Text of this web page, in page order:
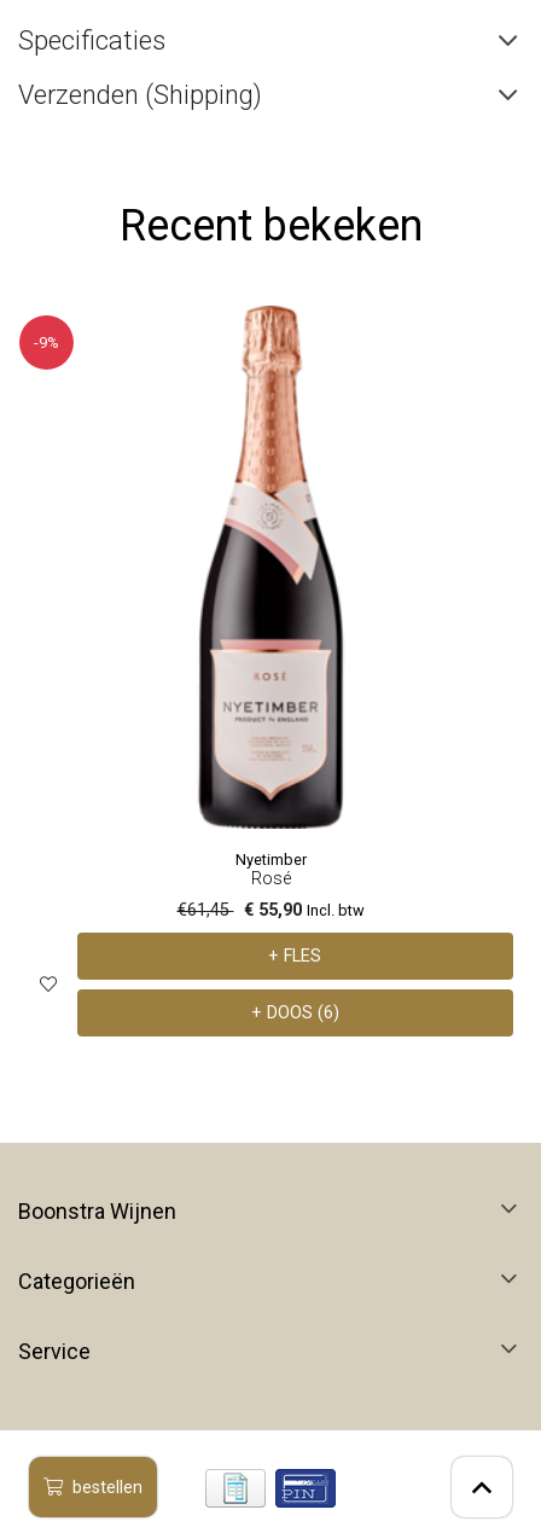
bestellen
Specificaties
Verzenden (Shipping)
Recent bekeken
-9%
Nyetimber
Rosé
€61,45 € 55,90 Incl. btw
+ FLES
+ DOOS (6)
Boonstra Wijnen
Categorieën
Service